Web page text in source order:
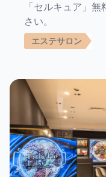
「セルキュア」
さい。
エステサロン